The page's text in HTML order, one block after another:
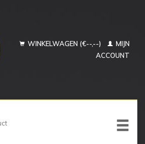
WINKELWAGEN (€--,--)
MIJN
ACCOUNT